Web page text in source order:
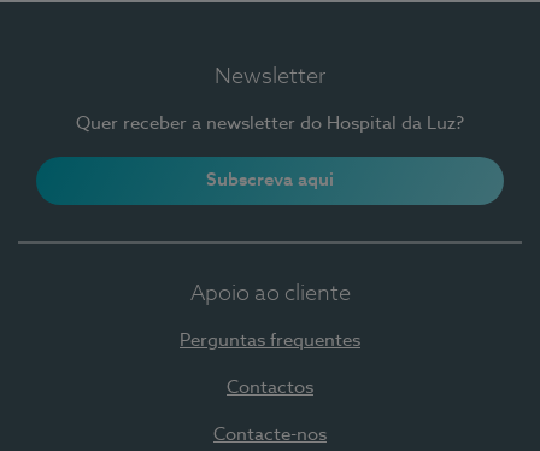
Newsletter
Quer receber a newsletter do Hospital da Luz?
Subscreva aqui
Apoio ao cliente
Perguntas frequentes
Contactos
Contacte-nos